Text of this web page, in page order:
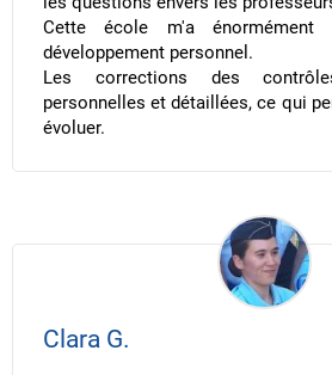
Cette école m'a énormément
développement personnel.
Les corrections des
personnelles et détaillées, ce qui
évoluer.
Clara G.